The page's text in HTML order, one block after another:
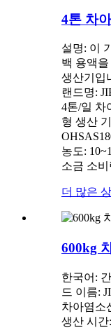
4톤 차
설명: 이
백 용액
생산기입
랜드명:
4톤/일 차
형 생산
농도:
소금 소비
더 많은
600kg
한국어:
드 이름:
차아염소
생산 시간